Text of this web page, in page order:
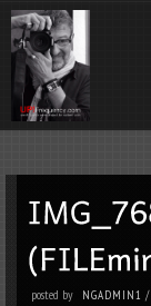
posted by NGADMIN1